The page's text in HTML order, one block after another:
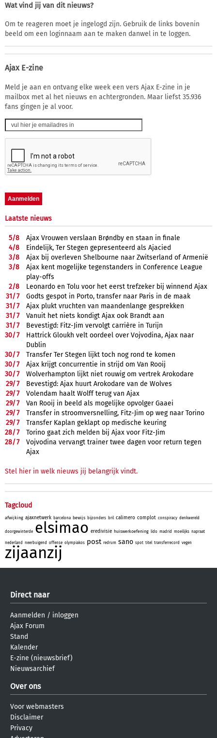
Wat vind jij van dit nieuws?
Om te reageren moet je ingelogd zijn. Gebruik de links bovenin
beeld om een loginnaam aan te maken danwel in te loggen.
Ajax E-zine
Meld je aan en ontvang elke week een vers Ajax E-zine in je
mailbox met al het nieuws en achtergronden. Maar liefst 35.936
fans gingen je al voor.
Laatste nieuws
5/8
Ajax Vrouwen verslaan Brøndby en staan in finale
4/8
Eindelijk, Ter Stegen gepresenteerd als Ajacied
3/8
Ajax bij overleven Shelbourne naar Zwitserland of Armenië
3/8
Ajax kent mogelijke tegenstanders in Conference League
play-offs
2/8
Leonardo en Tolu voor het eerst trefzeker bij winnend Ajax
31/7
Godts gespot in Porto, transfer naar Paris in de maak
31/7
Ajax plukt vruchten van maandenlange gesprekken
31/7
Vanuit het niets kondigt Ajax ook Brandt aan
31/7
Bevestigd: Fitz-Jim vervolgt carrière in Turijn
30/7
Hattrick Gloukh velt oordeel over Vojvodina, Ajax naar
Dublin
30/7
Transfer Ter Stegen lijkt toch nog rond te komen
30/7
Ajax krijgt concurrentie in strijd om Van Rooij
30/7
Wolverhampton lijkt niet rouwig om vertrek Arokodare
29/7
Bevestigd: Ajax huurt Arokodare van de Wolves
29/7
Volendam haalt Wolff terug van Ajax
29/7
Van Rooij in beeld als mogelijke opvolger Gaaei
29/7
Transfer in stroomversnelling, Fitz-Jim op weg naar Torino
29/7
Transfer Kaplan geklapt op medische keuring
28/7
Torino gaat zich melden bij Ajax voor Fitz-Jim
28/7
Vojvodina vervangt trainer twee dagen voor return tegen
Ajax
Stel hier in welk nieuws jij belangrijk vindt.
Tagcloud
afwijking ajaxnetwerk barcelona bewijs bijzonders bril calimero complot conspiracy denkwereld
doorgewinterde elsimao eredivisie huiswerkoefening lido madrid moeilijks napraat
nederland neerbuigend offense olympiakos post redrum sano spot titel transferrecord vegen
zijaanzij
Direct naar
Aanmelden / inloggen
Ajax Forum
Stand
Kalender
E-zine (nieuwsbrief)
Nieuwsarchief
Over ons
Voor webmasters
Disclaimer
Privacy